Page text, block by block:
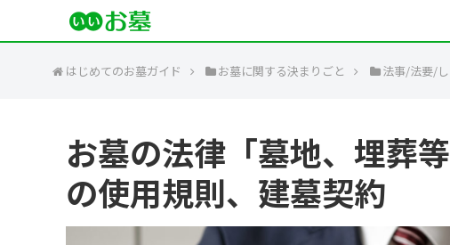
はじめてのお墓ガイド お墓に関する決まりごと 法事/法要/
お墓の法律「墓地、埋葬
の使用規則、建墓契約